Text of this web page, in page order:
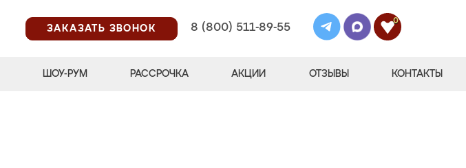
ЗАКАЗАТЬ ЗВОНОК
8 (800) 511-89-55
0
ШОУ-РУМ РАССРОЧКА АКЦИИ ОТЗЫВЫ КОНТАКТЫ